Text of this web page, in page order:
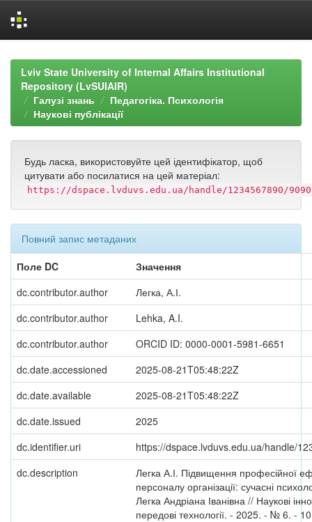
navigationLviv State University of Internal Affairs Institutional
Repository (LvSUIAIR)
Галузі знань
Педагогіка. Психологія
Наукові публікації
Будь ласка, використовуйте цей ідентифікатор, щоб
цитувати або посилатися на цей матеріал:
https://dspace.lvduvs.edu.ua/handle/1234567890/9090
Повний запис метаданих
Поле DC
Значення
dc.contributor.author
Легка, А.І.
dc.contributor.author
Lehka, A.I.
dc.contributor.author
ORCID ID: 0000-0001-5981-6651
dc.date.accessioned
2025-08-21T05:48:22Z
dc.date.available
2025-08-21T05:48:22Z
dc.date.issued
2025
dc.identifier.uri
https://dspace.lvduvs.edu.ua/handle/
dc.description
Легка А.І. Підвищення професійної
персоналу організації: сучасні
Легка Андріана Іванівна // Наукові
передові технології. - 2025. - № 6. -